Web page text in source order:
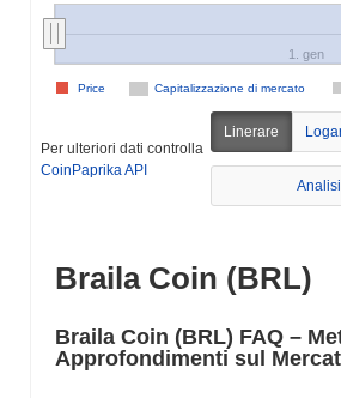
Capitalizzazione di mercato
Price
1. gen
Per ulteriori dati controlla
CoinPaprika API
Linerare
Braila Coin (BRL)
Braila Coin (BRL) FAQ –
Approfondimenti sul